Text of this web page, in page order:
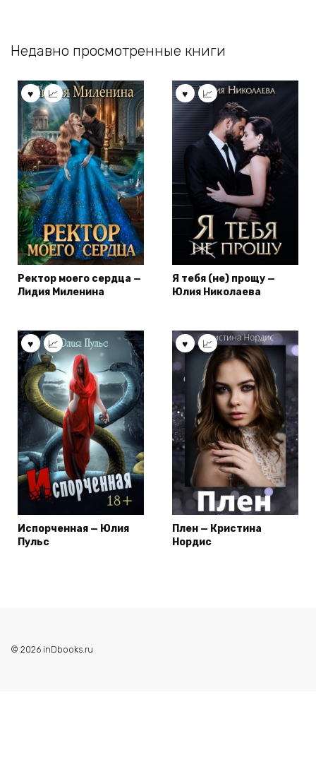
Недавно просмотренные книги
Ректор моего сердца —
Лидия Миленина
Я тебя (не) прощу —
Юлия Николаева
Испорченная — Юлия
Пульс
Плен — Кристина
Нордис
© 2026 inDbooks.ru